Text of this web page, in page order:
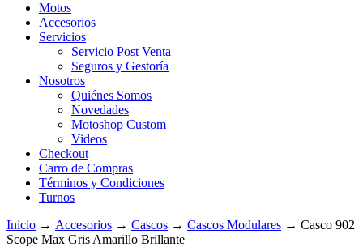
Motos
Accesorios
Servicios
Servicio Post Venta
Seguros y Gestoría
Nosotros
Quiénes Somos
Novedades
Motoshop Custom
Videos
Checkout
Carro de Compras
Términos y Condiciones
Turnos
Inicio → Accesorios → Cascos → Cascos Modulares → Casco 902
Scope Max Gris Amarillo Brillante